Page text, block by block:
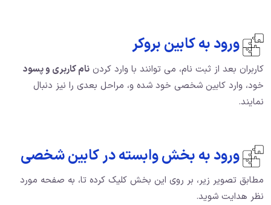
ورود به کابین بروکر
کاربران بعد از ثبت نام، می توانند با وارد کردن نام کاربری و پسود
خود، وارد کابین شخصی خود شده و، مراحل بعدی را نیز دنبال
نمایند.
ورود به بخش وابسته در کابین شخصی
مطابق تصویر زیر، بر روی این بخش کلیک کرده تا، به صفحه مورد
نظر هدایت شوید.